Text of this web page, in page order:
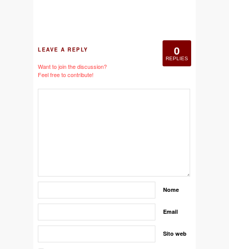
0
REPLIES
LEAVE A REPLY
Want to join the discussion?
Feel free to contribute!
Nome
Email
Sito web